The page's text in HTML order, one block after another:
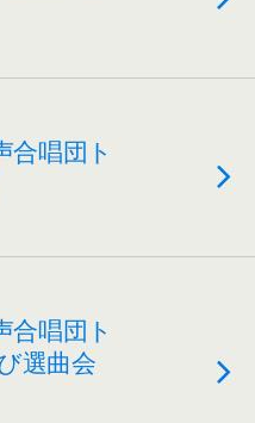
合唱団ト
合唱団ト
選曲会